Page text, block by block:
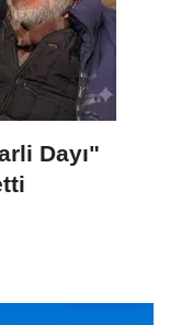
Dayı"